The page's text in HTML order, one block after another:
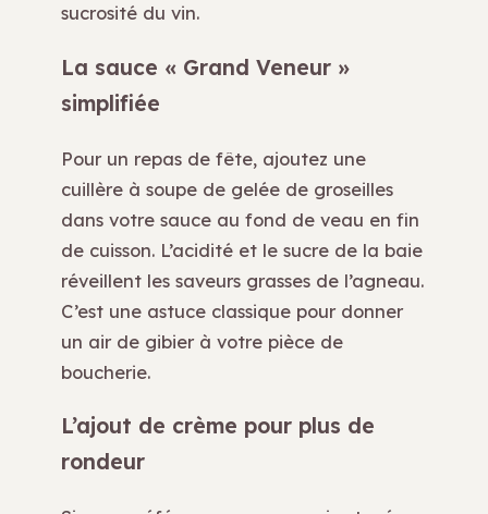
sucrosité du vin.
La sauce « Grand Veneur »
simplifiée
Pour un repas de fête, ajoutez une
cuillère à soupe de gelée de groseilles
dans votre sauce au fond de veau en fin
de cuisson. L’acidité et le sucre de la baie
réveillent les saveurs grasses de l’agneau.
C’est une astuce classique pour donner
un air de gibier à votre pièce de
boucherie.
L’ajout de crème pour plus de
rondeur